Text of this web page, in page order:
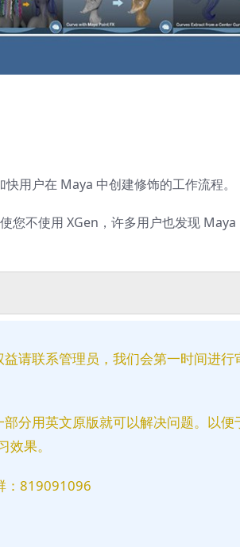
用户在 Maya 中创建修饰的工作流程。
您不使用 XGen，许多用户也发现
请联系管理员，我们会第一时间进
分用英文原版就可以解决问题。以
果。
：819091096